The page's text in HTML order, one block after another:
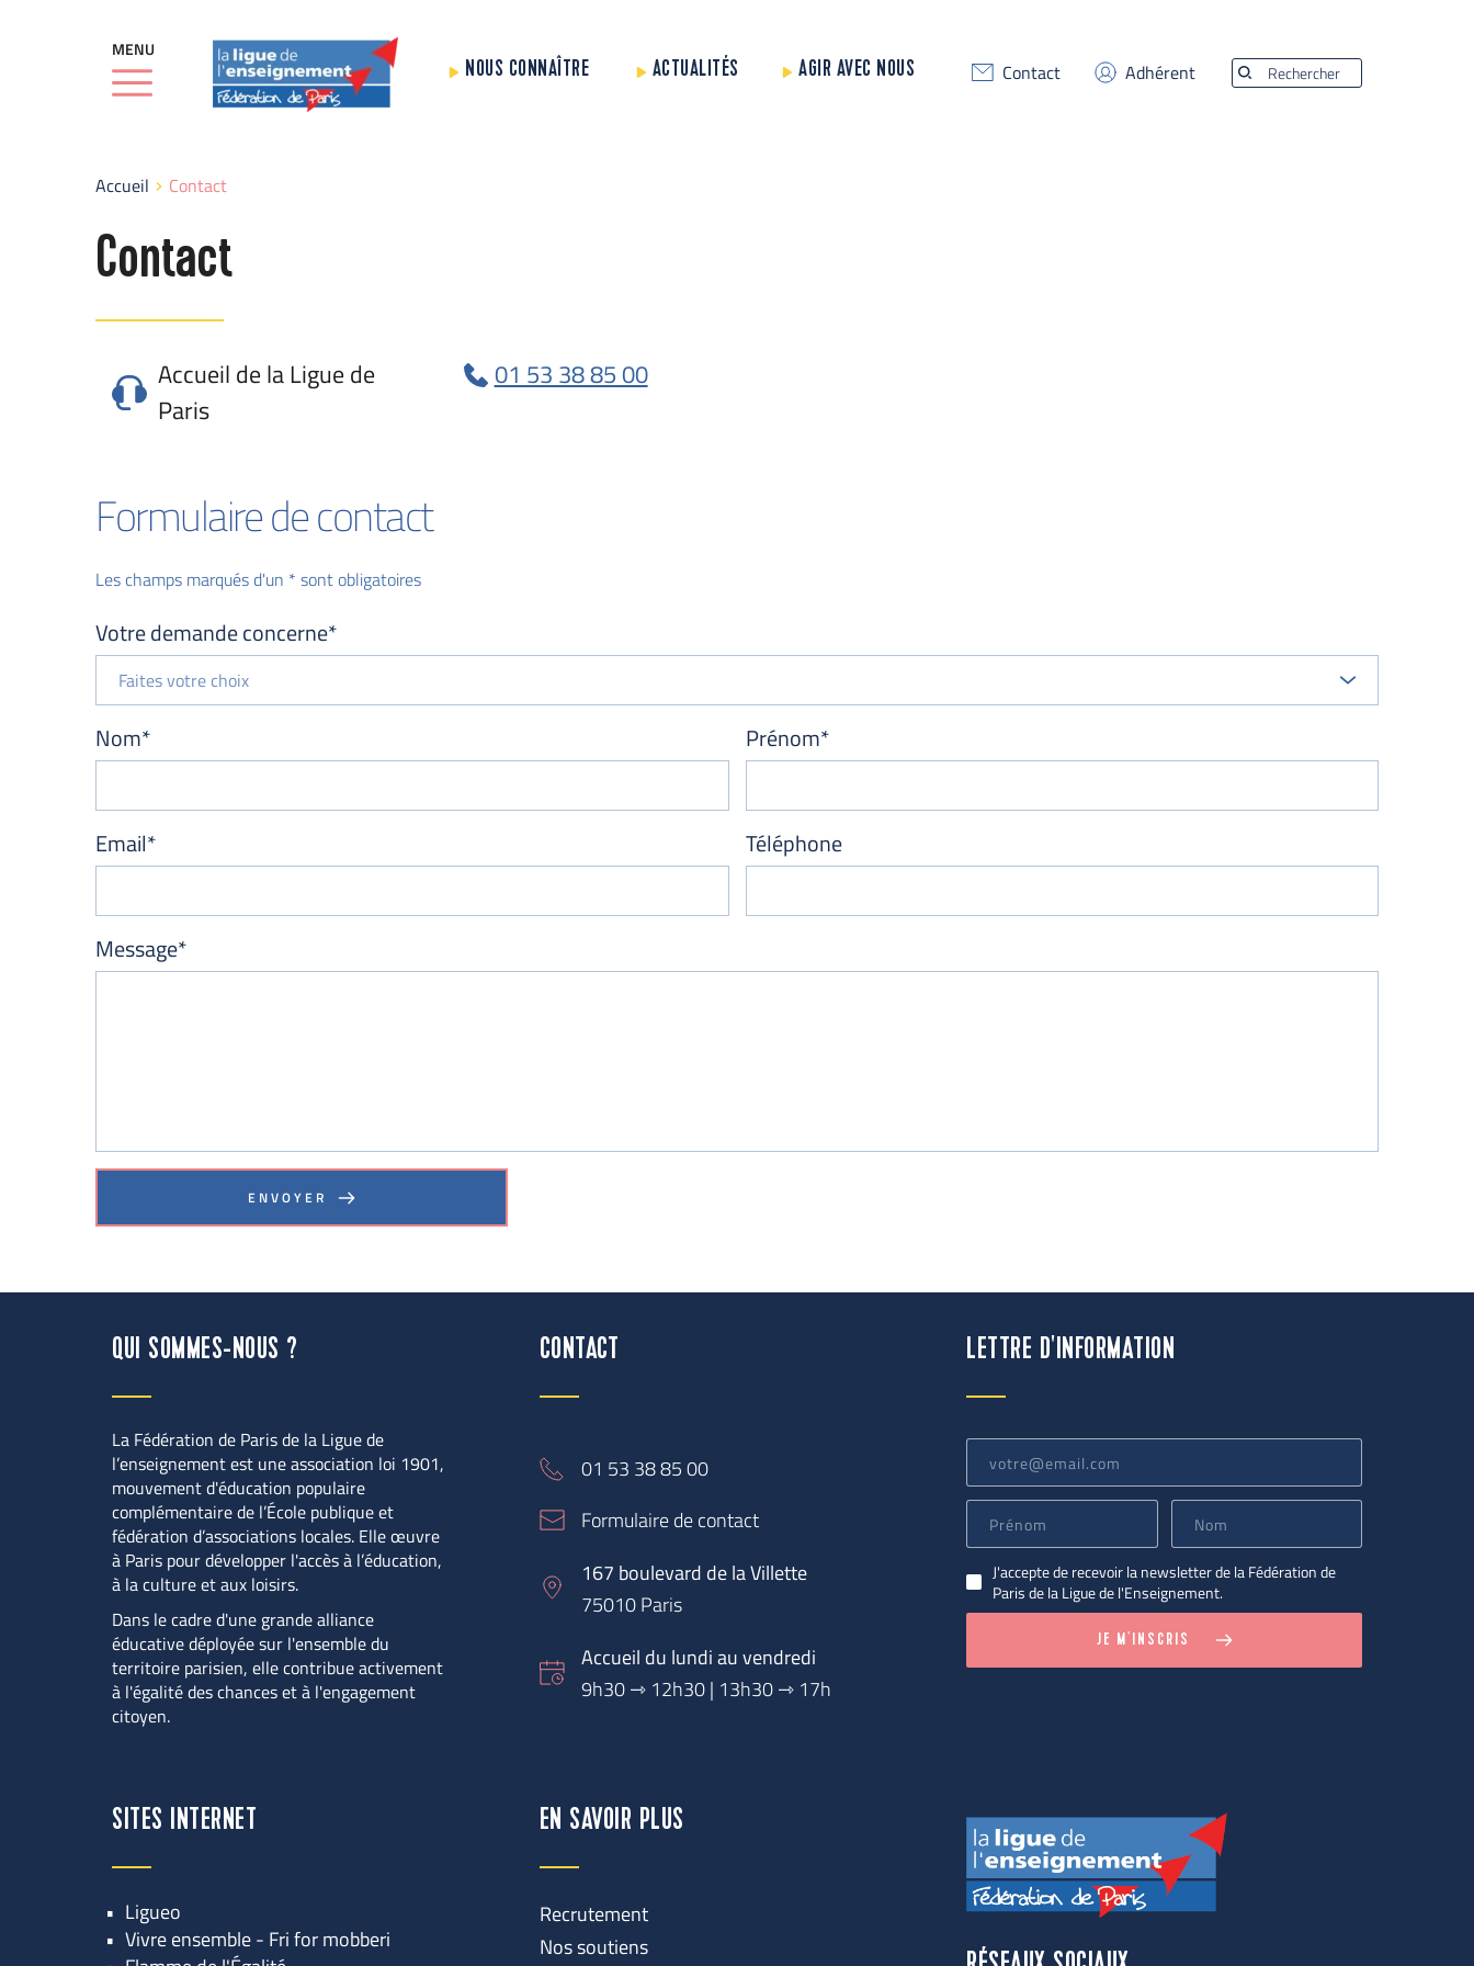
MENU
NOUS CONNAÎTRE
ACTUALITÉS AGIR AVEC NOUS Contact Adhérent Rechercher
Accueil Contact
Contact
Accueil de la Ligue de
Paris
01 53 38 85 00
Formulaire de contact
Les champs marqués d'un * sont obligatoires
Votre demande concerne*
Faites votre choix
Nom* Prénom*
Email* Téléphone
Message*
ENVOYER
QUI SOMMES-NOUS ?
La Fédération de Paris de la Ligue de
l’enseignement est une association loi 1901,
mouvement d'éducation populaire
complémentaire de l’École publique et
fédération d’associations locales. Elle œuvre
à Paris pour développer l'accès à l’éducation,
à la culture et aux loisirs.
Dans le cadre d'une grande alliance
éducative déployée sur l'ensemble du
territoire parisien, elle contribue activement
à l'égalité des chances et à l'engagement
citoyen.
CONTACT
01 53 38 85 00
Formulaire de contact
167 boulevard de la Villette
75010 Paris
Accueil du lundi au vendredi
9h30 ⇾ 12h30 | 13h30 ⇾ 17h
LETTRE D'INFORMATION
J'accepte de recevoir la newsletter de la Fédération de
Paris de la Ligue de l'Enseignement.
JE M'INSCRIS
SITES INTERNET
Ligueo
Vivre ensemble - Fri for mobberi
EN SAVOIR PLUS
Recrutement
Nos soutiens